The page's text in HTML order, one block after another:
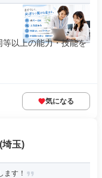
以上の能力・技能を
気になる
埼玉)
す！